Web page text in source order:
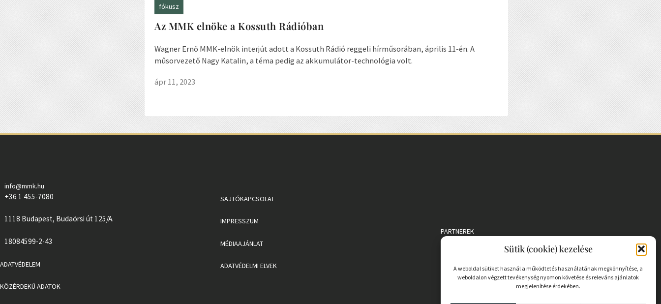
Sütik (cookie) kezelése
A weboldal sütiket használ a működtetés használatának megkönnyítése, a
weboldalon végzett tevékenység nyomon követése és releváns ajánlatok
megjelenítése érdekében.
fókusz
Az MMK elnöke a Kossuth Rádióban
Wagner Ernő MMK-elnök interjút adott a Kossuth Rádió reggeli hírműsorában, április 11-én. A
műsorvezető Nagy Katalin, a téma pedig az akkumulátor-technológia volt.
ápr 11, 2023
info@mmk.hu
+36 1 455-7080
1118 Budapest, Budaörsi út 125/A.
18084599-2-43
ADATVÉDELEM
KÖZÉRDEKŰ ADATOK
SAJTÓKAPCSOLAT
IMPRESSZUM
MÉDIAAJÁNLAT
ADATVÉDELMI ELVEK
PARTNEREK